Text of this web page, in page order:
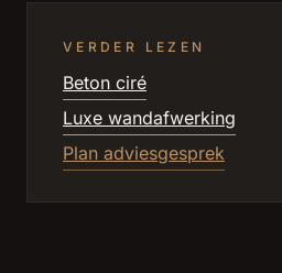
VERDER LEZEN
Beton ciré
Luxe wandafwerking
Plan adviesgesprek